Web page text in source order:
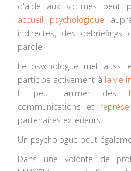
d'aide aux victimes peut
accueil psychologique
indirectes, des
parole.
Le psychologue met aussi
participe activement à la vie
Il peut animer des
communications et
partenaires extérieurs.
Un psychologue peut
Dans une volonté de